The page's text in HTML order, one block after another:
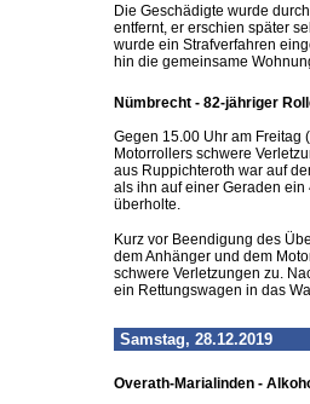
Die Geschädigte wurde
entfernt, er erschien später
wurde ein Strafverfahren
hin die gemeinsame
Nümbrecht - 82-jähriger
Gegen 15.00 Uhr am Freitag
Motorrollers schwere
aus Ruppichteroth war auf
als ihn auf einer Geraden
überholte.
Kurz vor Beendigung des
dem Anhänger und dem
schwere Verletzungen zu.
ein Rettungswagen in das
Samstag, 28.12.2019
Overath-Marialinden -